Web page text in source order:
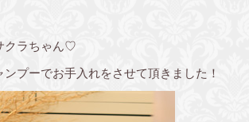
クラちゃん♡
プーでお手入れをさせて頂きました！